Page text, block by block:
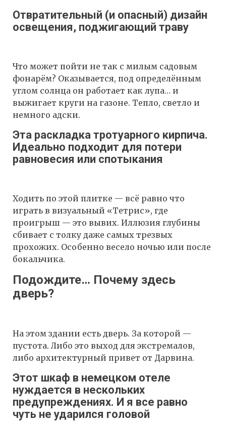
Отвратительный (и опасный) дизайн
освещения, поджигающий траву
Что может пойти не так с милым садовым
фонарём? Оказывается, под определённым
углом солнца он работает как лупа… и
выжигает круги на газоне. Тепло, светло и
немного адски.
Эта раскладка тротуарного кирпича.
Идеально подходит для потери
равновесия или спотыкания
Ходить по этой плитке — всё равно что
играть в визуальный «Тетрис», где
проигрыш — это вывих. Иллюзия глубины
сбивает с толку даже самых трезвых
прохожих. Особенно весело ночью или после
бокальчика.
Подождите… Почему здесь
дверь?
На этом здании есть дверь. За которой —
пустота. Либо это выход для экстремалов,
либо архитектурный привет от Дарвина.
Этот шкаф в немецком отеле
нуждается в нескольких
предупреждениях. И я все равно
чуть не ударился головой